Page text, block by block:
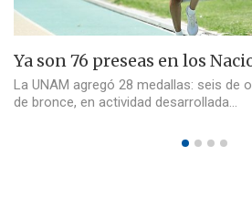
Ya son 76 preseas en los
La UNAM agregó 28 medallas: seis de
de bronce, en actividad desarrollada…